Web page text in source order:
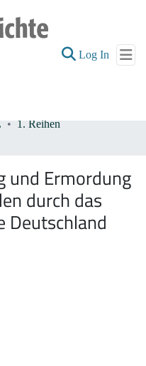
Log In (current)
1. Reihen
und Ermordung
durch das
Deutschland